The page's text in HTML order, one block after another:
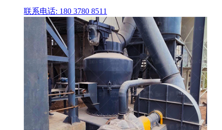
联系电话: 180 3780 8511